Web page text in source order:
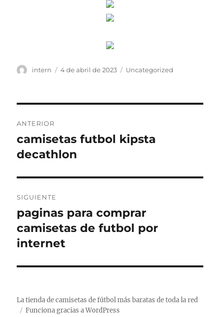
Autor
intern
Publicado
4 de abril de 2023 Categorías
Uncategorized
de
entradas
ANTERIOR
Entrada
anterior:
camisetas futbol kipsta
decathlon
SIGUIENTE
Entrada
siguiente:
paginas para comprar
camisetas de futbol por
internet
La tienda de camisetas de fútbol más baratas de toda la red
Funciona gracias a WordPress